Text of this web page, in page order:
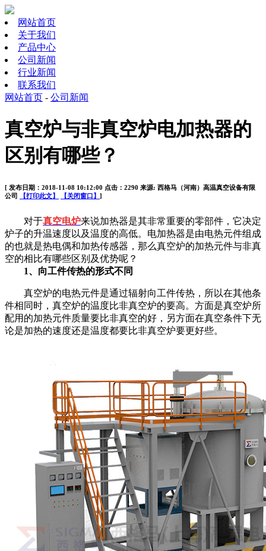
网站首页
关于我们
产品中心
公司新闻
行业新闻
联系我们
网站首页 - 公司新闻
真空炉与非真空炉电加热器的
区别有哪些？
[ 发布日期：2018-11-08 10:12:00 点击：2290 来源: 西格马（河南）高温真空设备有限
公司
【打印此文】 【关闭窗口】 ]
对于真空电炉来说加热器是其非常重要的零部件，它决定
炉子的升温速度以及温度的高低。电加热器是由电热元件组成
的也就是热电偶和加热传感器，那么真空炉的加热元件与非真
空的相比有哪些区别及优势呢？
1、向工件传热的形式不同
真空炉的电热元件是通过辐射向工件传热，所以在其他条
件相同时，真空炉的温度比非真空炉的要高。方面是真空炉所
配用的加热元件质量要比非真空的好，另方面在真空条件下无
论是加热的速度还是温度都要比非真空炉要更好些。